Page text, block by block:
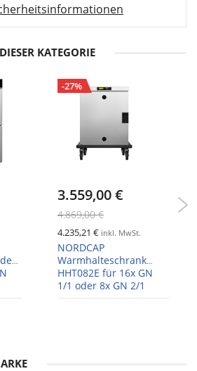
KATEGORIE
-27%
3.559,00 €
4.869,00 €
4.235,21 € inkl. MwSt.
NORDCAP
Warmhalteschrank
HHT082E für 16x GN
1/1 oder 8x GN 2/1